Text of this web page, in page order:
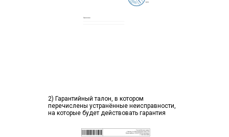
2) Гарантийный талон, в котором
перечислены устранённые неисправности,
на которые будет действовать гарантия